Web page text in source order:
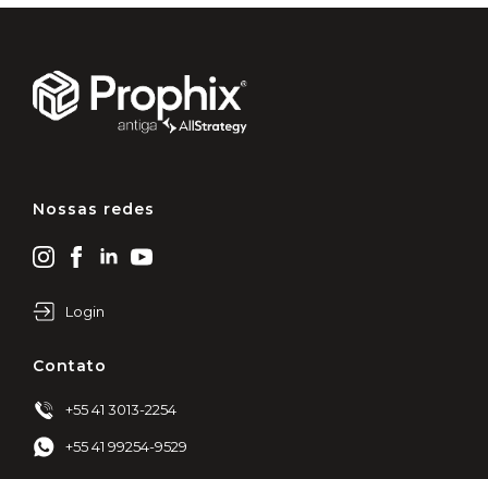
Nossas redes
Login
Contato
+55 41 3013-2254
+55 41 99254-9529